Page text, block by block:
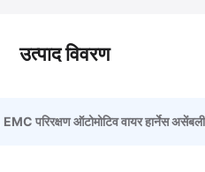
उत्पाद विवरण
EMC परिरक्षण ऑटोमोटिव वायर हार्नेस असेंबली